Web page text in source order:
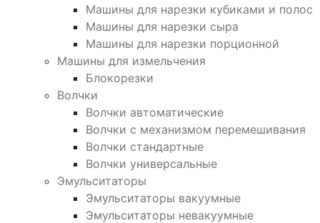
Машины для нарезки кубиками и полос
Машины для нарезки сыра
Машины для нарезки порционной
Машины для измельчения
Блокорезки
Волчки
Волчки автоматические
Волчки с механизмом перемешивания
Волчки стандартные
Волчки универсальные
Эмульситаторы
Эмульситаторы вакуумные
Эмульситаторы невакуумные